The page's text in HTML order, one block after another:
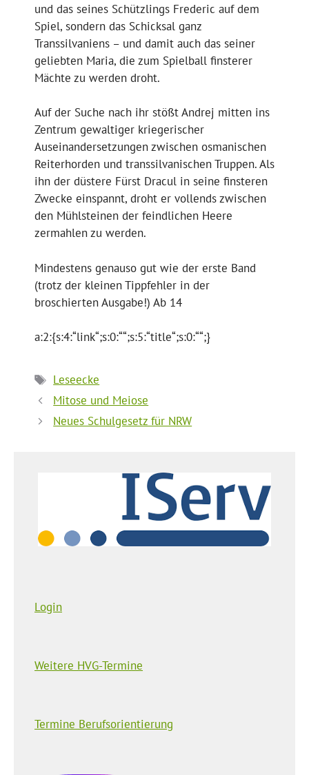
und das seines Schützlings Frederic auf dem
Spiel, sondern das Schicksal ganz
Transsilvaniens – und damit auch das seiner
geliebten Maria, die zum Spielball finsterer
Mächte zu werden droht.
Auf der Suche nach ihr stößt Andrej mitten ins
Zentrum gewaltiger kriegerischer
Auseinandersetzungen zwischen osmanischen
Reiterhorden und transsilvanischen Truppen. Als
ihn der düstere Fürst Dracul in seine finsteren
Zwecke einspannt, droht er vollends zwischen
den Mühlsteinen der feindlichen Heere
zermahlen zu werden.
Mindestens genauso gut wie der erste Band
(trotz der kleinen Tippfehler in der
broschierten Ausgabe!) Ab 14
a:2:{s:4:“link“;s:0:““;s:5:“title“;s:0:““;}
Schlagwörter
Leseecke
Mitose und Meiose
Neues Schulgesetz für NRW
Login
Weitere HVG-Termine
Termine Berufsorientierung